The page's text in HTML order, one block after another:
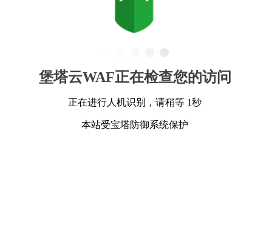
堡塔云WAF正在检查您的访问
正在进行人机识别，请稍等 1秒
本站受宝塔防御系统保护